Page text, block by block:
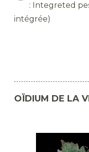
: Integreted
intégrée)
OÏDIUM DE LA